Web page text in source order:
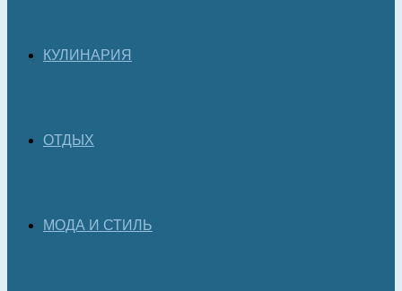
КУЛИНАРИЯ
ОТДЫХ
МОДА И СТИЛЬ